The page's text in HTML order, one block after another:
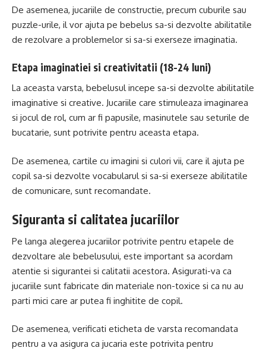
De asemenea, jucariile de constructie, precum cuburile sau
puzzle-urile, il vor ajuta pe bebelus sa-si dezvolte abilitatile
de rezolvare a problemelor si sa-si exerseze imaginatia.
Etapa imaginatiei si creativitatii (18-24 luni)
La aceasta varsta, bebelusul incepe sa-si dezvolte abilitatile
imaginative si creative. Jucariile care stimuleaza imaginarea
si jocul de rol, cum ar fi papusile, masinutele sau seturile de
bucatarie, sunt potrivite pentru aceasta etapa.
De asemenea, cartile cu imagini si culori vii, care il ajuta pe
copil sa-si dezvolte vocabularul si sa-si exerseze abilitatile
de comunicare, sunt recomandate.
Siguranta si calitatea jucariilor
Pe langa alegerea jucariilor potrivite pentru etapele de
dezvoltare ale bebelusului, este important sa acordam
atentie si sigurantei si calitatii acestora. Asigurati-va ca
jucariile sunt fabricate din materiale non-toxice si ca nu au
parti mici care ar putea fi inghitite de copil.
De asemenea, verificati eticheta de varsta recomandata
pentru a va asigura ca jucaria este potrivita pentru